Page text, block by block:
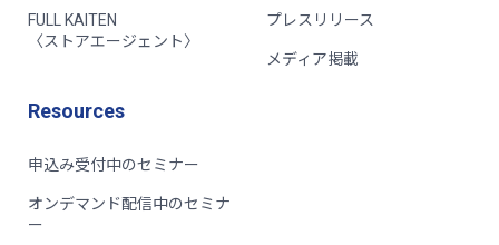
FULL KAITEN
〈ストアエージェント〉
プレスリリース
メディア掲載
Resources
申込み受付中のセミナー
オンデマンド配信中のセミナ
ー